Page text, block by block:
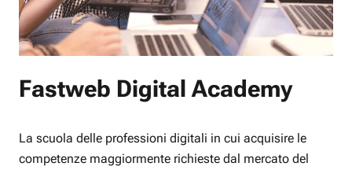
Fastweb Digital Academy
La scuola delle professioni digitali in cui acquisire le
competenze maggiormente richieste dal mercato del